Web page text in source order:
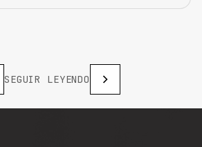
SEGUIR LEYENDO